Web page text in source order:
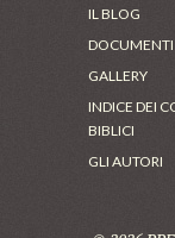
IL BLOG
DOCUMENTI
GALLERY
INDICE DEI
BIBLICI
GLI AUTORI